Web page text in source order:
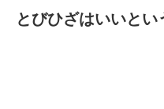
とびひざはいいとい